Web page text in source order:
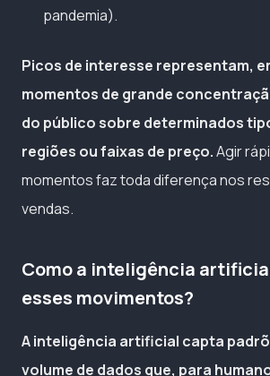
pandemia).
Picos de interesse representam,
momentos de grande
do público sobre determinados
regiões ou faixas de preço.Agir
momentos faz toda diferença nos
vendas.
Como a inteligência
esses movimentos?
A inteligência artificial capta
volume de dados que, para